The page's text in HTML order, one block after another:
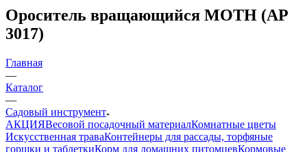
Ороситель вращающийся МОТН (АР
3017)
Главная
—
Каталог
—
Садовый инструмент
АКЦИЯВесовой посадочный материалКомнатные цветы
Искусственная траваКонтейнеры для рассады, торфяные
горшки и таблеткиКорм для домашних питомцевКормовые